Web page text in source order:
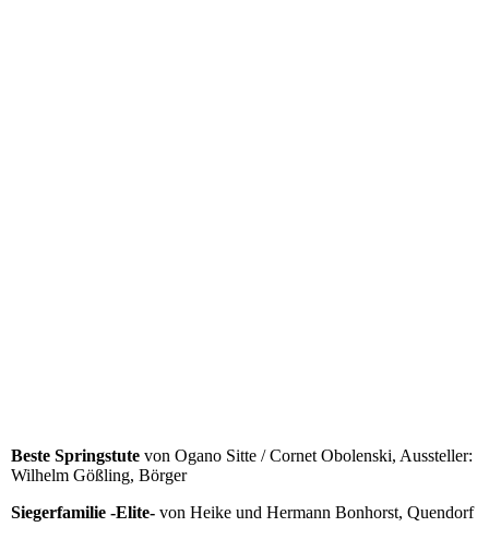
Beste Springstute von Ogano Sitte / Cornet Obolenski, Aussteller:
Wilhelm Gößling, Börger
Siegerfamilie -Elite- von Heike und Hermann Bonhorst, Quendorf